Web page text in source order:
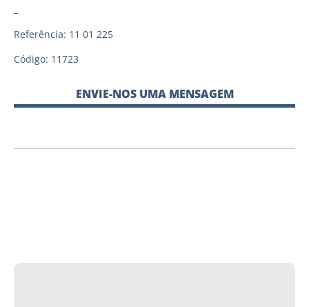
Referência: 11 01 225
Código: 11723
ENVIE-NOS UMA MENSAGEM